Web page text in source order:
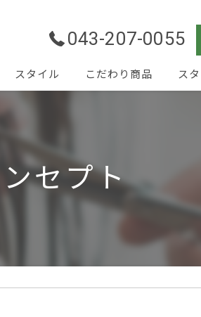
043-207-0055
スタイル こだわり商品 ス
ンセプト